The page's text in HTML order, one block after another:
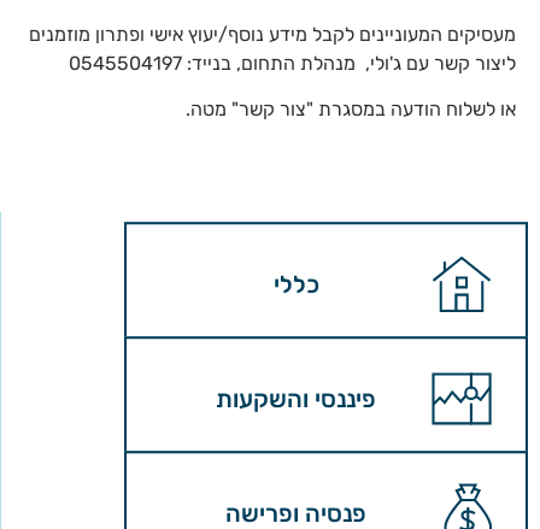
כללי
פיננסי והשקעות
פנסיה ופרישה
מעסיקים המעוניינים לקבל מידע נוסף/יעוץ אישי ופתרון מוזמנים
ליצור קשר עם ג'ולי, מנהלת התחום, בנייד: 0545504197
או לשלוח הודעה במסגרת "צור קשר" מטה.